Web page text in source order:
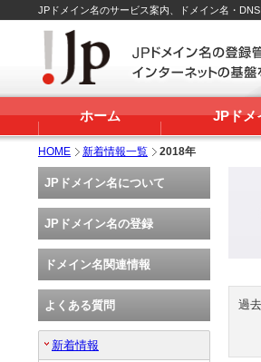
JPドメイン名のサービス案内、ドメイン名・
ホーム JPドメ
HOME 新着情報一覧 2018年
過
JPドメイン名について
JPドメイン名の登録
ドメイン名関連情報
よくある質問
新着情報